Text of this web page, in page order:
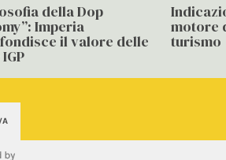
della Dop
Imperia
il valore delle
motore
turismo